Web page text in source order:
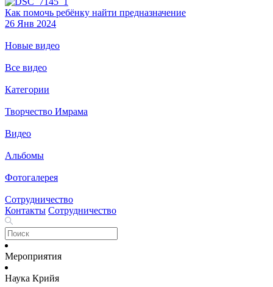
Как помочь ребёнку найти предназначение
26 Янв 2024
Новые видео
Все видео
Категории
Творчество Имрама
Видео
Альбомы
Фотогалерея
Сотрудничество
Контакты Сотрудничество
Мероприятия
Наука Крийя